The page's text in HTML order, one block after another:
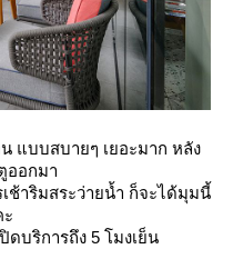
แบบสบายๆ เยอะมาก หลัง
ออกมา
ช้าริมสระว่ายน้ำ ก็จะได้มุมนี้
บริการถึง 5 โมงเย็น